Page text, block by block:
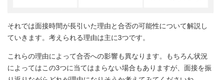
それでは面接時間が長引いた理由と合否の可能性について解説し
ていきます。考えられる理由は主に3つです。
これらの理由によって合否への影響も異なります。もちろん状況
によってはこの3つに当てはまらない場合もありますが、面接を振